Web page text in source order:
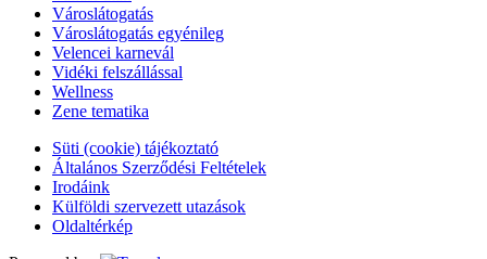
Városlátogatás
Városlátogatás egyénileg
Velencei karnevál
Vidéki felszállással
Wellness
Zene tematika
Süti (cookie) tájékoztató
Általános Szerződési Feltételek
Irodáink
Külföldi szervezett utazások
Oldaltérkép